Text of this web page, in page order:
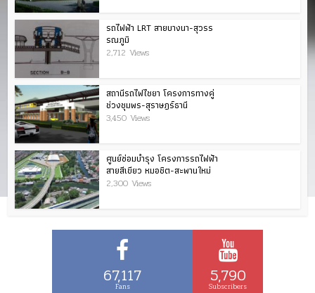
รถไฟฟ้า LRT สายบางนา-สุวรร
รณภูมิ
2,712 Views
สถานีรถไฟไชยา โครงการทางคู่
ช่วงชุมพร-สุราษฎร์ธานี
3,450 Views
ศูนย์ซ่อมบำรุง โครงการรถไฟฟ้า
สายสีเขียว หมอชิต-สะพานใหม่
2,300 Views
67,117
Fans 5,790
Subscribers